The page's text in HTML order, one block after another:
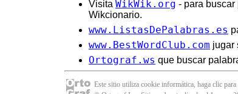
Visita WikWik.org - para
Wikcionario.
www.ListasDePalabras.es
www.BestWordClub.com jugar
Ortograf.ws que buscar
Este sitio utiliza cookie informática, haga clic para